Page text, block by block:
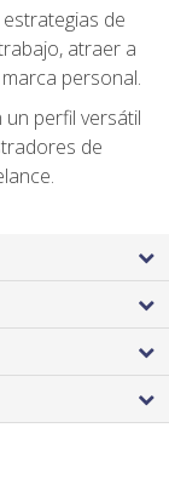
de
atraer a
personal.
perfil versátil
de